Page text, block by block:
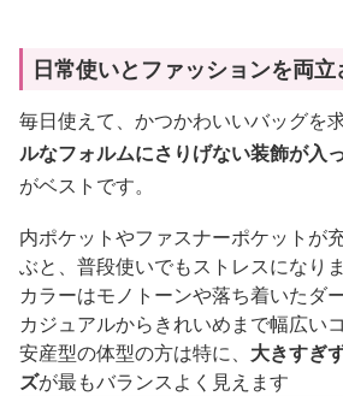
日常使いとファッションを両
毎日使えて、かつかわいいバッグを
ルなフォルムにさりげない装飾が入
がベストです。
内ポケットやファスナーポケットが
ぶと、普段使いでもストレスになり
カラーはモノトーンや落ち着いたダ
カジュアルからきれいめまで幅広い
安産型の体型の方は特に、 大きすぎ
ズが最もバランスよく見えます